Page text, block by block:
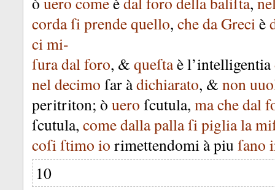
cordaſiprendequello, chedaGreciè
cimi-
ſuradalforo, & queſtaèl’intelligentia
neldecimo ſar àdichiarato, & non
peritriton; ò uero ſcutula, machedal
ſcutula, comedallapallaſipigliala
coſiſtimo io rimettendomi àpiu ſano
10